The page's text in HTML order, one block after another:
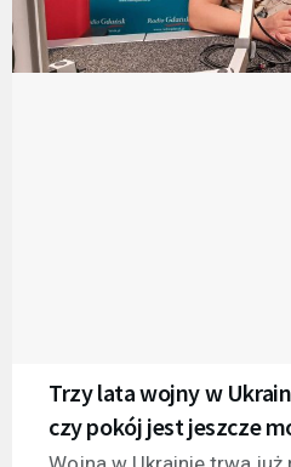
Trzy lata wojny w
czy pokój jest jeszcze